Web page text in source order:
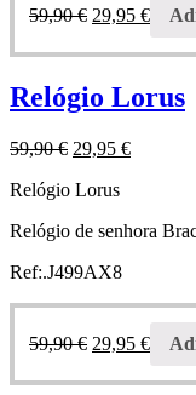
59,90€ 29,95 €
Relógio Lorus
59,90€ 29,95 €
Relógio Lorus
Relógio de senhora
Ref:.J499AX8
59,90€ 29,95 €